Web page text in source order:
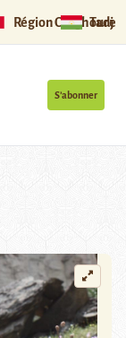
Région Ouïghoure
S’abonner